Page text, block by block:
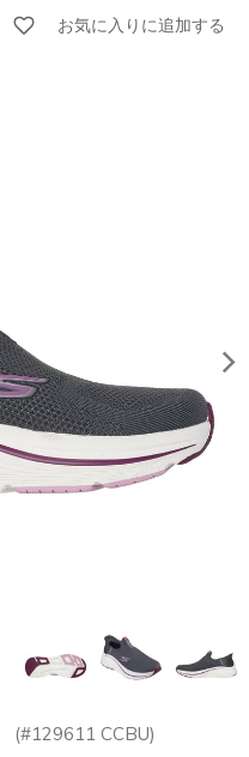
お気に入りに追加する
(#129611 CCBU)